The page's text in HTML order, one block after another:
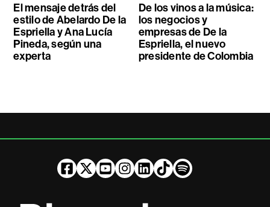
El mensaje detrás del
estilo de Abelardo De la
Espriella y Ana Lucía
Pineda, según una
experta
De los vinos a la música:
los negocios y
empresas de De la
Espriella, el nuevo
presidente de Colombia